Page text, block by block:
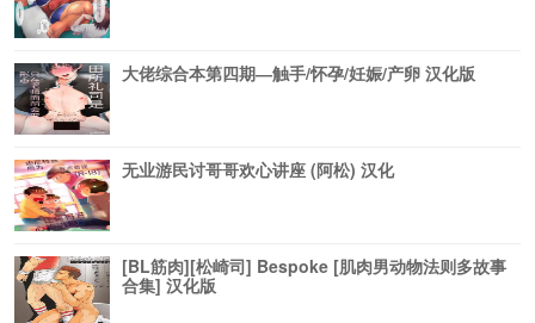
大佬综合本第四期―触手/怀孕/妊娠/产卵 汉化版
无业游民讨哥哥欢心讲座 (阿松) 汉化
[BL筋肉][松崎司] Bespoke [肌肉男动物法则多故事
合集] 汉化版